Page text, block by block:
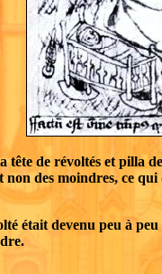
de révoltés et
des moindres, ce
était devenu peu à